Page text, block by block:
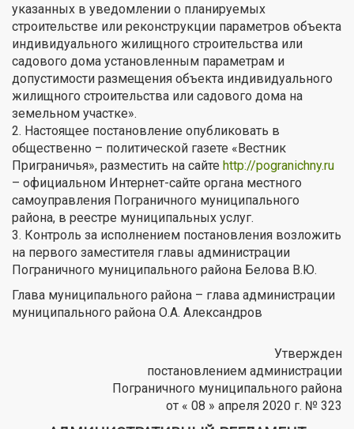
указанных в уведомлении о планируемых
строительстве или реконструкции параметров объекта
индивидуального жилищного строительства или
садового дома установленным параметрам и
допустимости размещения объекта индивидуального
жилищного строительства или садового дома на
земельном участке».
2. Настоящее постановление опубликовать в
общественно – политической газете «Вестник
Приграничья», разместить на сайте http://pogranichny.ru
– официальном Интернет-сайте органа местного
самоуправления Пограничного муниципального
района, в реестре муниципальных услуг.
3. Контроль за исполнением постановления возложить
на первого заместителя главы администрации
Пограничного муниципального района Белова В.Ю.
Глава муниципального района – глава администрации
муниципального района О.А. Александров
Утвержден
постановлением администрации
Пограничного муниципального района
от « 08 » апреля 2020 г. № 323